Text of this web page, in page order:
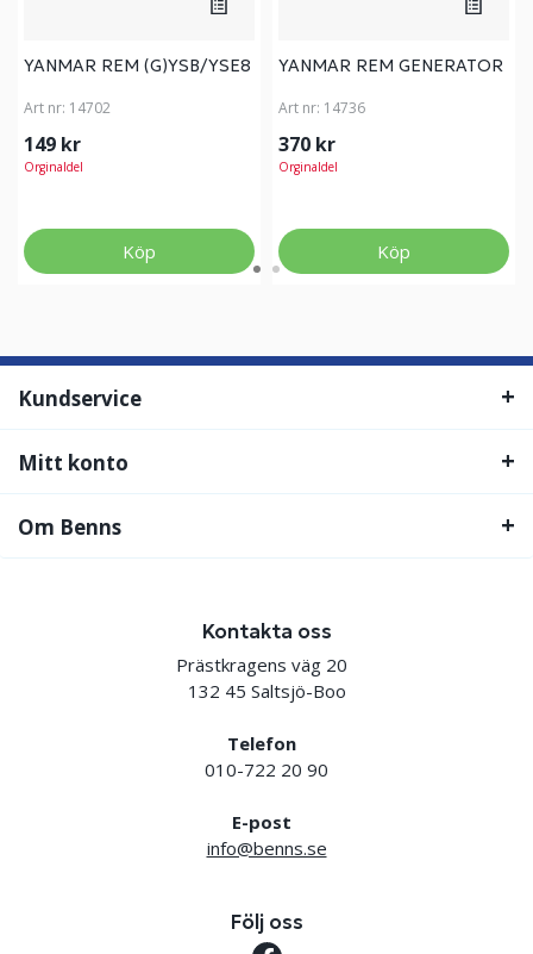
YANMAR REM (G)YSB/YSE8
Art nr: 14702
149 kr
Orginaldel
Köp
YANMAR REM GENERATOR
Art nr: 14736
370 kr
Orginaldel
Köp
Kundservice
Mitt konto
Om Benns
Kontakta oss
Prästkragens väg 20
132 45 Saltsjö-Boo
Telefon
010-722 20 90
E-post
info@benns.se
Följ oss